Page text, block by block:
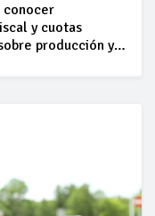
conocer
y cuotas
producción y
07 de agosto